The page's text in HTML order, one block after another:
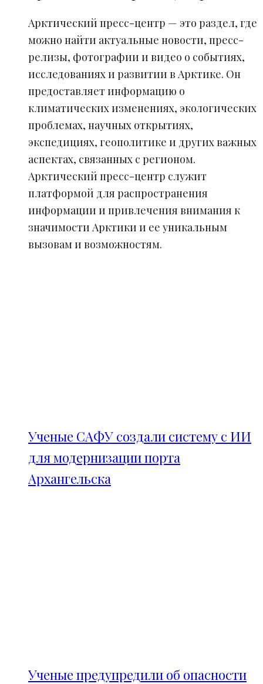
Арктический пресс-центр — это раздел, где
можно найти актуальные новости, пресс-
релизы, фотографии и видео о событиях,
исследованиях и развитии в Арктике. Он
предоставляет информацию о
климатических изменениях, экологических
проблемах, научных открытиях,
экспедициях, геополитике и других важных
аспектах, связанных с регионом.
Арктический пресс-центр служит
платформой для распространения
информации и привлечения внимания к
значимости Арктики и ее уникальным
вызовам и возможностям.
Ученые САФУ создали систему с ИИ
для модернизации порта
Архангельска
Ученые предупредили об опасности